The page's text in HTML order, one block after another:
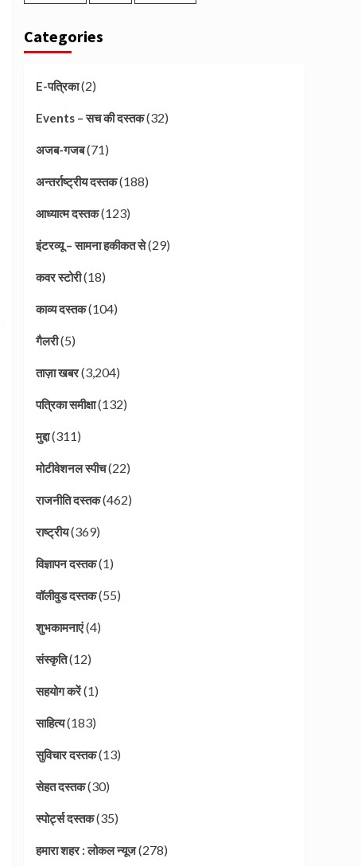
Categories
E-पत्रिका(2)
Events – सच की दस्तक(32)
अजब-गजब(71)
अन्तर्राष्ट्रीय दस्तक(188)
आध्यात्म दस्तक(123)
इंटरव्यू – सामना हकीकत से(29)
कवर स्टोरी(18)
काव्य दस्तक(104)
गैलरी(5)
ताज़ा खबर(3,204)
पत्रिका समीक्षा(132)
मुद्दा(311)
मोटीवेशनल स्पीच(22)
राजनीति दस्तक(462)
राष्ट्रीय(369)
विज्ञापन दस्तक(1)
वॉलीवुड दस्तक(55)
शुभकामनाएं(4)
संस्कृति(12)
सहयोग करें(1)
साहित्य(183)
सुविचार दस्तक(13)
सेहत दस्तक(30)
स्पोर्ट्स दस्तक(35)
हमारा शहर : लोकल न्यूज(278)